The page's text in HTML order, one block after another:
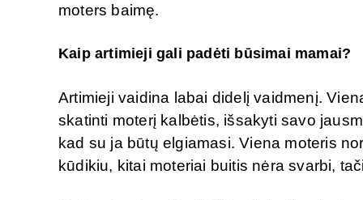
moters baimę.
Kaip artimieji gali padėti būsimai mamai?
Artimieji vaidina labai didelį vaidmenį.
skatinti moterį kalbėtis, išsakyti savo
kad su ja būtų elgiamasi. Viena moteris
kūdikiu, kitai moteriai buitis nėra svarbi,